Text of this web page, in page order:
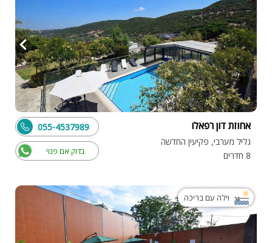
אחוזת דון רפאלו
גליל מערבי, פקיעין החדשה
8 חדרים
בדוק אם פנוי
055-4537989
וילה עם בריכה